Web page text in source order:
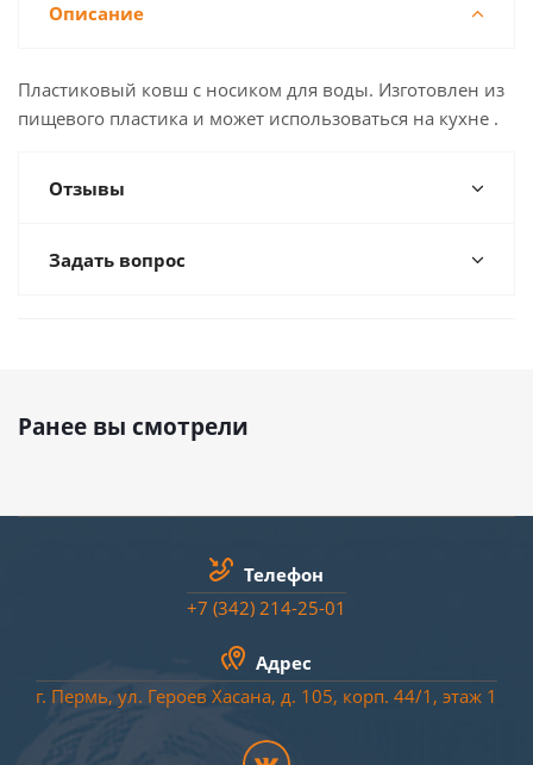
Описание
Пластиковый ковш с носиком для воды. Изготовлен из
пищевого пластика и может использоваться на кухне .
Отзывы
Задать вопрос
Ранее вы смотрели
Телефон
+7 (342) 214-25-01
Адрес
г. Пермь, ул. Героев Хасана, д. 105, корп. 44/1 , этаж 1